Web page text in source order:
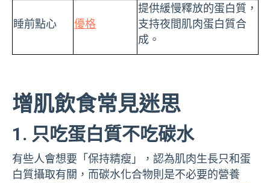
睡前點心 優格
提供緩慢釋放的蛋白質，
支持夜間肌肉蛋白質合
成。
增肌飲食常見迷思
1. 只吃蛋白質不吃碳水
有些人會想要「保持精瘦」，認為肌肉生長只和蛋
白質攝取有關，而碳水化合物則是不必要的營養